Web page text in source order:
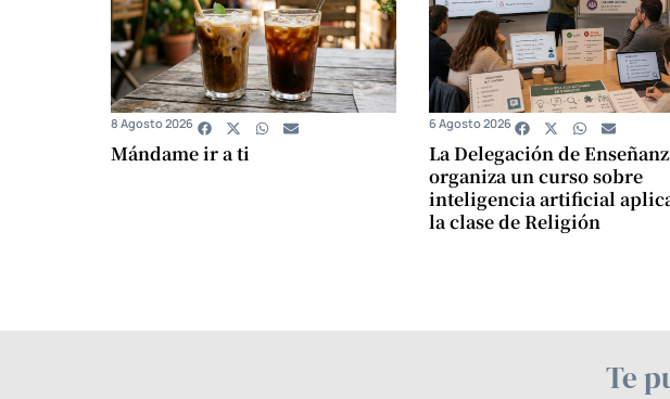
Mándame ir a ti
8 Agosto 2026
La Delegación de
organiza un curso sobre
inteligencia artificial
la clase de Religión
6 Agosto 2026
Te